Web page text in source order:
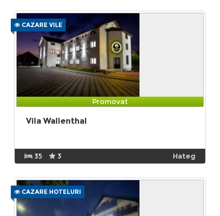
CAZARE VILE
Promovat
Vila Wallenthal
35 3 Hateg
CAZARE HOTELURI